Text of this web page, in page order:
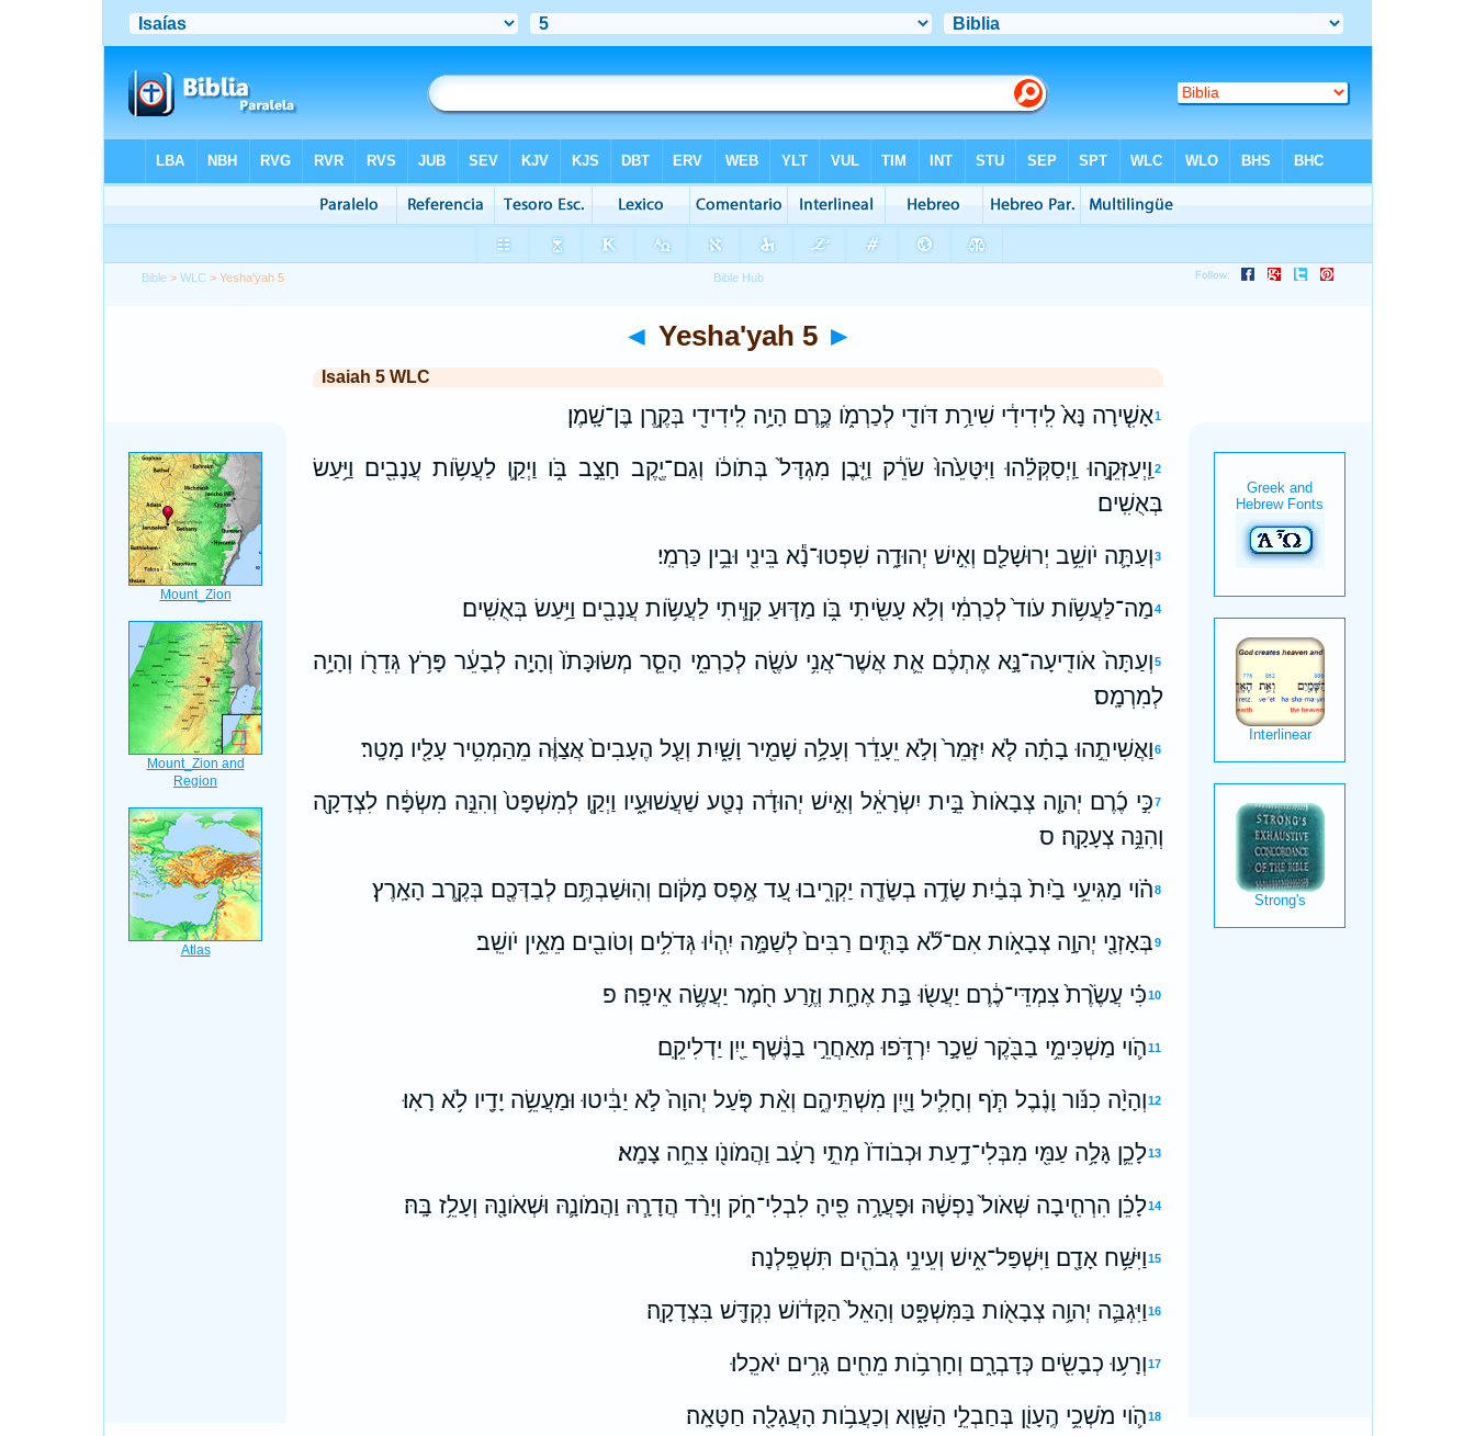
Bible >WLC > Yesha'yah 5
◄ Yesha'yah 5 ►
Isaiah 5 WLC
1אָשִׁ֤ירָה נָּא֙ לִֽידִידִ֔י שִׁירַ֥ת דֹּודִ֖י לְכַרְמֹ֑ו כֶּ֛רֶם הָיָ֥ה לִֽידִידִ֖י בְּקֶ֥רֶן בֶּן־שָֽׁמֶן׃
2 וַֽיְעַזְּקֵ֣הוּ וַֽיְסַקְּלֵ֗הוּ וַיִּטָּעֵ֙הוּ֙ שֹׂרֵ֔ק וַיִּ֤בֶן מִגְדָּל֙ בְּתֹוכֹ֔ו וְגַם־יֶ֖קֶב חָצֵ֣ב בֹּ֑ו וַיְקַ֛ו לַעֲשֹׂ֥ות עֲנָבִ֖ים וַיַּ֥עַשׂ
בְּאֻשִֽׁים׃
3וְעַתָּ֛ה יֹושֵׁ֥ב יְרוּשָׁלִַ֖ם וְאִ֣ישׁ יְהוּדָ֑ה שִׁפְטוּ־נָ֕א בֵּינִ֖י וּבֵ֥ין כַּרְמִֽי׃
4מַה־לַּעֲשֹׂ֥ות עֹוד֙ לְכַרְמִ֔י וְלֹ֥א עָשִׂ֖יתִי בֹּ֑ו מַדּ֧וּעַ קִוֵּ֛יתִי לַעֲשֹׂ֥ות עֲנָבִ֖ים וַיַּ֥עַשׂ בְּאֻשִֽׁים׃
5וְעַתָּה֙ אֹודִֽיעָה־נָּ֣א אֶתְכֶ֔ם אֵ֛ת אֲשֶׁר־אֲנִ֥י עֹשֶׂ֖ה לְכַרְמִ֑י הָסֵ֤ר מְשׂוּכָּתֹו֙ וְהָיָ֣ה לְבָעֵ֔ר פָּרֹ֥ץ גְּדֵרֹ֖ו וְהָיָ֥ה
לְמִרְמָֽס׃
6וַאֲשִׁיתֵ֣הוּ בָתָ֗ה לֹ֤א יִזָּמֵר֙ וְלֹ֣א יֵעָדֵ֔ר וְעָלָ֥ה שָׁמִ֖יר וָשָׁ֑יִת וְעַ֤ל הֶעָבִים֙ אֲצַוֶּ֔ה מֵהַמְטִ֥יר עָלָ֖יו מָטָֽר׃
7כִּ֣י כֶ֜רֶם יְהוָ֤ה צְבָאֹות֙ בֵּ֣ית יִשְׂרָאֵ֔ל וְאִ֣ישׁ יְהוּדָ֔ה נְטַ֖ע שַׁעֲשׁוּעָ֑יו וַיְקַ֤ו לְמִשְׁפָּט֙ וְהִנֵּ֣ה מִשְׂפָּ֔ח לִצְדָקָ֖ה
וְהִנֵּ֥ה צְעָקָֽה׃ ס
8הֹ֗וי מַגִּיעֵ֥י בַ֙יִת֙ בְּבַ֔יִת שָׂדֶ֥ה בְשָׂדֶ֖ה יַקְרִ֑יבוּ עַ֚ד אֶ֣פֶס מָקֹ֔ום וְהֽוּשַׁבְתֶּ֥ם לְבַדְּכֶ֖ם בְּקֶ֥רֶב הָאָֽרֶץ׃
9בְּאָזְנָ֖י יְהוָ֣ה צְבָאֹ֑ות אִם־לֹ֞א בָּתִּ֤ים רַבִּים֙ לְשַׁמָּ֣ה יִֽהְי֔וּ גְּדֹלִ֥ים וְטֹובִ֖ים מֵאֵ֥ין יֹושֵֽׁב׃
10כִּ֗י עֲשֶׂ֙רֶת֙ צִמְדֵּי־כֶ֔רֶם יַעֲשׂ֖וּ בַּ֣ת אֶחָ֑ת וְזֶ֥רַע חֹ֖מֶר יַעֲשֶׂ֥ה אֵיפָֽה׃ פ
11הֹ֛וי מַשְׁכִּימֵ֥י בַבֹּ֖קֶר שֵׁכָ֣ר יִרְדֹּ֑פוּ מְאַחֲרֵ֣י בַנֶּ֔שֶׁף יַ֖יִן יַדְלִיקֵֽם׃
12וְהָיָ֨ה כִנֹּ֜ור וָנֶ֗בֶל תֹּ֧ף וְחָלִ֛יל וָיַ֖יִן מִשְׁתֵּיהֶ֑ם וְאֵ֨ת פֹּ֤עַל יְהוָה֙ לֹ֣א יַבִּ֔יטוּ וּמַעֲשֵׂ֥ה יָדָ֖יו לֹ֥א רָאֽוּ׃
13לָכֵ֛ן גָּלָ֥ה עַמִּ֖י מִבְּלִי־דָ֑עַת וּכְבֹודֹו֙ מְתֵ֣י רָעָ֔ב וַהֲמֹונֹ֖ו צִחֵ֥ה צָמָֽא׃
14לָכֵ֗ן הִרְחִ֤יבָה שְּׁאֹול֙ נַפְשָׁ֔הּ וּפָעֲרָ֥ה פִ֖יהָ לִבְלִי־חֹ֑ק וְיָרַ֨ד הֲדָרָ֧הּ וַהֲמֹונָ֛הּ וּשְׁאֹונָ֖הּ וְעָלֵ֥ז בָּֽהּ׃
15וַיִּשַּׁ֥ח אָדָ֖ם וַיִּשְׁפַּל־אִ֑ישׁ וְעֵינֵ֥י גְבֹהִ֖ים תִּשְׁפַּֽלְנָה׃
16וַיִּגְבַּ֛ה יְהוָ֥ה צְבָאֹ֖ות בַּמִּשְׁפָּ֑ט וְהָאֵל֙ הַקָּדֹ֔ושׁ נִקְדָּ֖שׁ בִּצְדָקָֽה׃
17וְרָע֥וּ כְבָשִׂ֖ים כְּדָבְרָ֑ם וְחָרְבֹ֥ות מֵחִ֖ים גָּרִ֥ים יֹאכֵֽלוּ׃
18הֹ֛וי מֹשְׁכֵ֥י הֶֽעָוֹ֖ן בְּחַבְלֵ֣י הַשָּׁ֑וְא וְכַעֲבֹ֥ות הָעֲגָלָ֖ה חַטָּאָֽה׃